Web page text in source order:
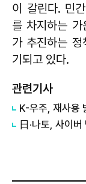
이 갈린다. 민
를 차지하는
가 추진하는 정
기되고 있다.
관련기사
K-우주, 재사용
日·나토, 사이